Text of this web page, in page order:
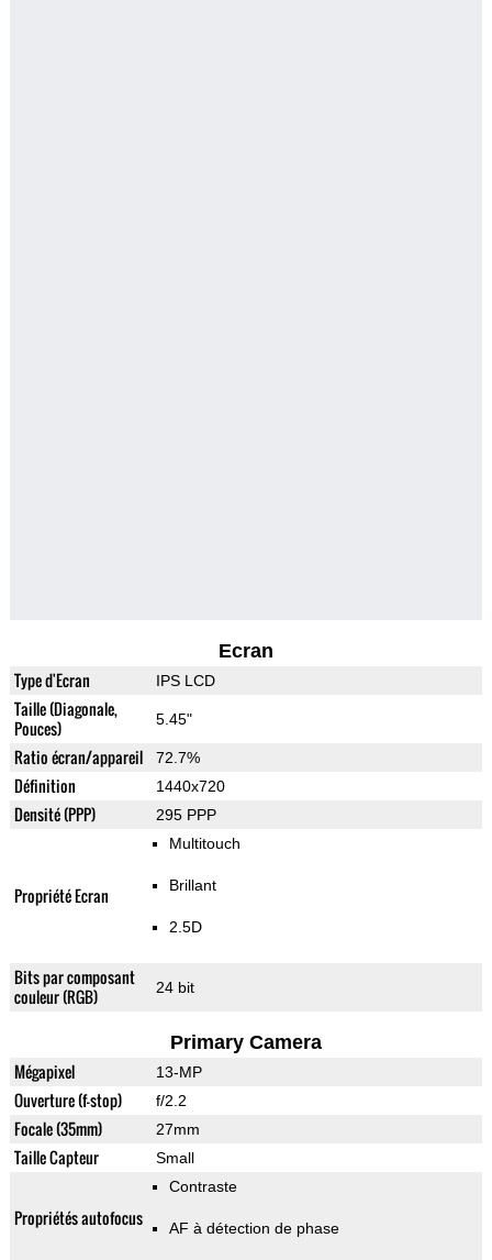
Ecran
Type d'Ecran IPS LCD
Taille (Diagonale,
Pouces)
5.45"
Ratio écran/appareil 72.7%
Définition 1440x720
Densité (PPP) 295 PPP
Propriété Ecran
Multitouch
Brillant
2.5D
Bits par composant
couleur (RGB)
24 bit
Primary Camera
Mégapixel 13-MP
Ouverture (f-stop) f/2.2
Focale (35mm) 27mm
Taille Capteur Small
Propriétés autofocus
Contraste
AF à détection de phase